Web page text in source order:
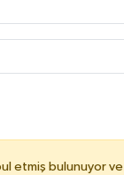
etmiş bulunuyor